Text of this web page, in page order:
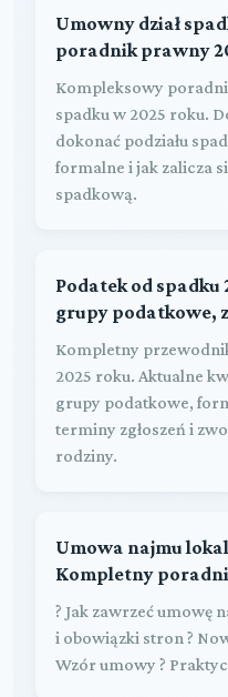
Umowny dział
poradnik prawny
Kompleksowy
spadku w 2025 roku.
dokonać podziału
formalne i jak zalicza
spadkową.
Podatek od spadku
grupy podatkowe,
Kompletny
2025 roku. Aktualne
grupy podatkowe,
terminy zgłoszeń i
rodziny.
Umowa najmu
Kompletny
? Jak zawrzeć umowę
i obowiązki stron ?
Wzór umowy ?